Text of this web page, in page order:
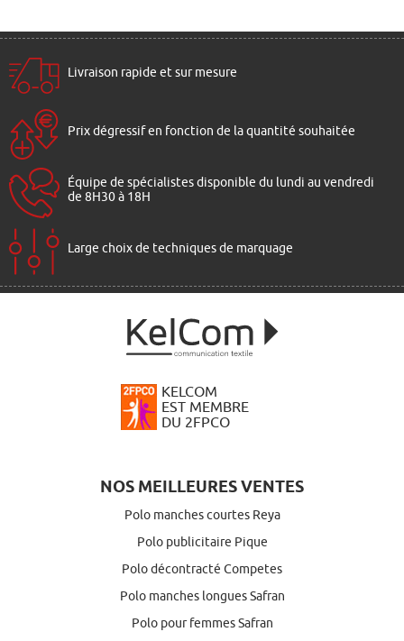
Livraison rapide et sur mesure
Prix dégressif en fonction de la quantité souhaitée
Équipe de spécialistes disponible du lundi au vendredi
de 8H30 à 18H
Large choix de techniques de marquage
KELCOM
EST MEMBRE
DU 2FPCO
NOS MEILLEURES VENTES
Polo manches courtes Reya
Polo publicitaire Pique
Polo décontracté Competes
Polo manches longues Safran
Polo pour femmes Safran